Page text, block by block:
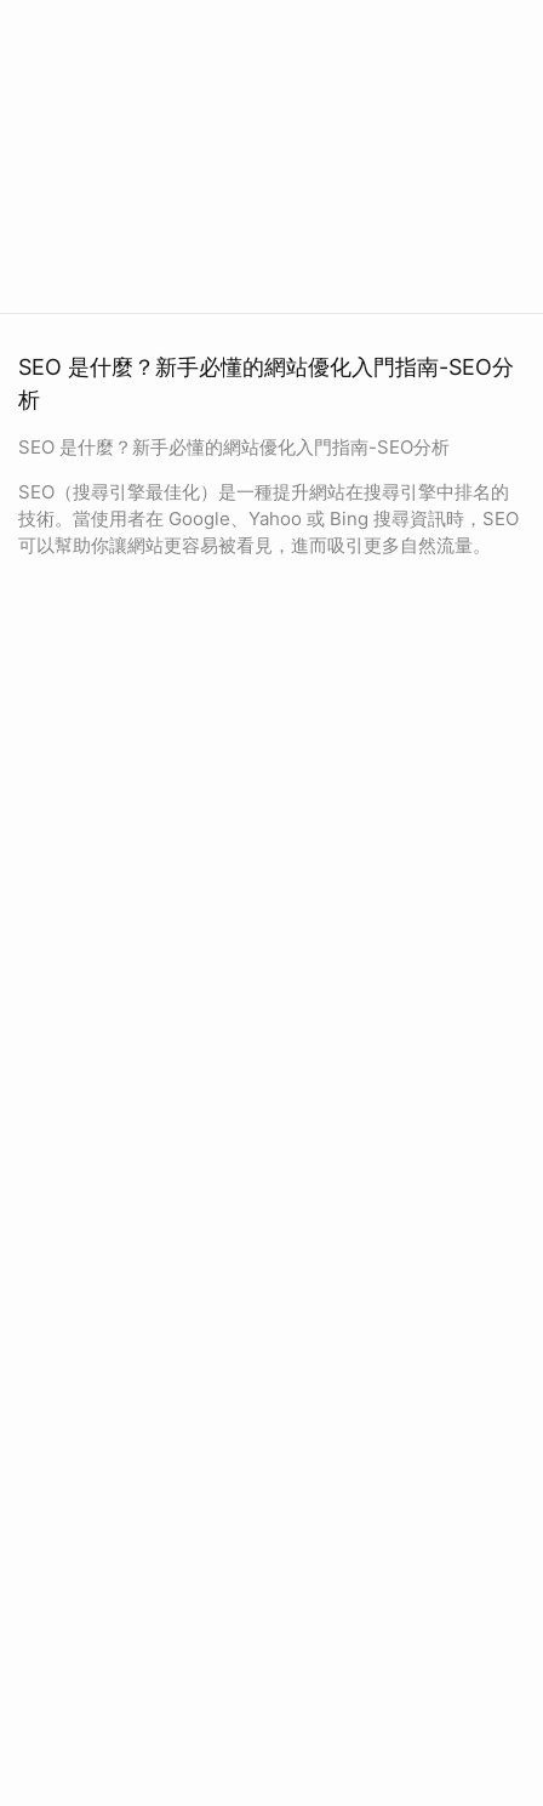
SEO 是什麼？新手必懂的網站優化入門指南-SEO分
析
SEO 是什麼？新手必懂的網站優化入門指南-SEO分析
SEO（搜尋引擎最佳化）是一種提升網站在搜尋引擎中排名的
技術。當使用者在 Google、Yahoo 或 Bing 搜尋資訊時，SEO
可以幫助你讓網站更容易被看見，進而吸引更多自然流量。